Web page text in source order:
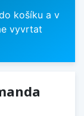
košíku a v
vyvrtat